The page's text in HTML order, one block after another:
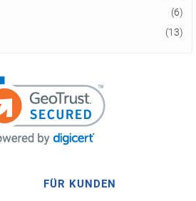
(6)
(13)
FÜR KUNDEN